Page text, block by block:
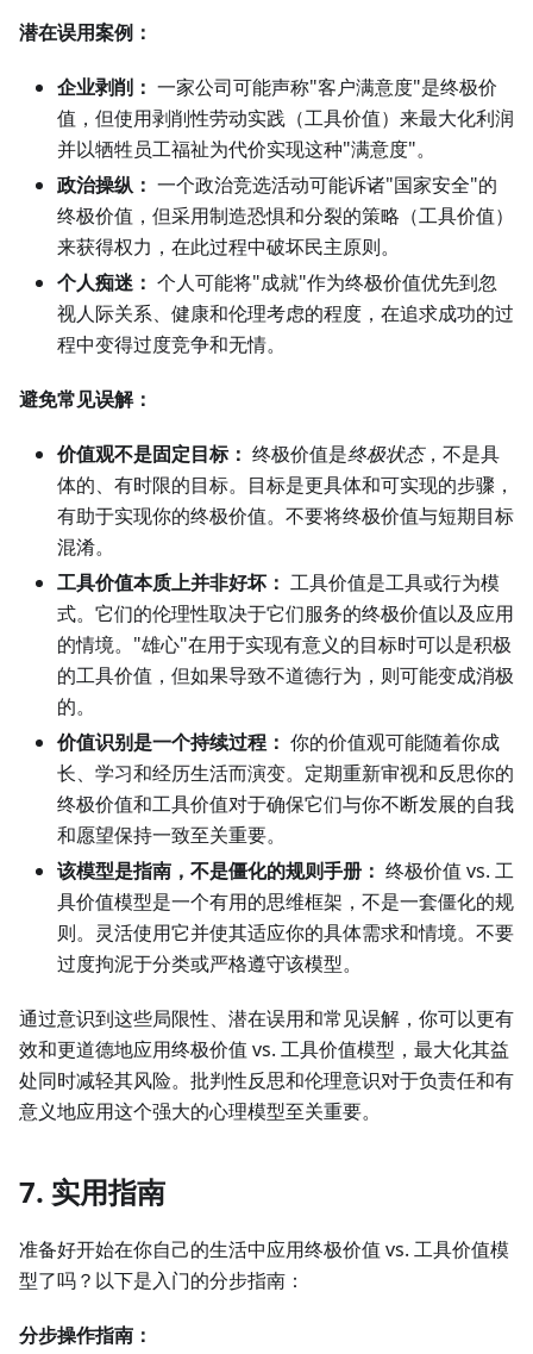
潜在误用案例：
企业剥削： 一家公司可能声称"客户满意度"是终极价
值，但使用剥削性劳动实践（工具价值）来最大化利润
并以牺牲员工福祉为代价实现这种"满意度"。
政治操纵： 一个政治竞选活动可能诉诸"国家安全"的
终极价值，但采用制造恐惧和分裂的策略（工具价值）
来获得权力，在此过程中破坏民主原则。
个人痴迷： 个人可能将"成就"作为终极价值优先到忽
视人际关系、健康和伦理考虑的程度，在追求成功的过
程中变得过度竞争和无情。
避免常见误解：
价值观不是固定目标： 终极价值是终极状态，不是具
体的、有时限的目标。目标是更具体和可实现的步骤，
有助于实现你的终极价值。不要将终极价值与短期目标
混淆。
工具价值本质上并非好坏： 工具价值是工具或行为模
式。它们的伦理性取决于它们服务的终极价值以及应用
的情境。"雄心"在用于实现有意义的目标时可以是积极
的工具价值，但如果导致不道德行为，则可能变成消极
的。
价值识别是一个持续过程： 你的价值观可能随着你成
长、学习和经历生活而演变。定期重新审视和反思你的
终极价值和工具价值对于确保它们与你不断发展的自我
和愿望保持一致至关重要。
该模型是指南，不是僵化的规则手册： 终极价值 vs. 工
具价值模型是一个有用的思维框架，不是一套僵化的规
则。灵活使用它并使其适应你的具体需求和情境。不要
过度拘泥于分类或严格遵守该模型。
通过意识到这些局限性、潜在误用和常见误解，你可以更有
效和更道德地应用终极价值 vs. 工具价值模型，最大化其益
处同时减轻其风险。批判性反思和伦理意识对于负责任和有
意义地应用这个强大的心理模型至关重要。
7. 实用指南
准备好开始在你自己的生活中应用终极价值 vs. 工具价值模
型了吗？以下是入门的分步指南：
分步操作指南：